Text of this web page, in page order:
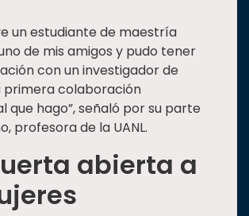
un estudiante de maestría
de mis amigos y pudo tener
con un investigador de
primera colaboración
que hago”, señaló por su parte
profesora de la UANL.
abierta a